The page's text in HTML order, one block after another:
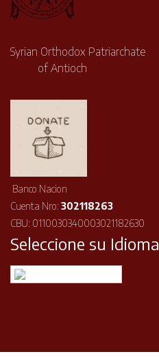
Syrian Orthodox Patriarchate
of Antioch
Banco Nacion
Cuenta Nro: 302118263
CBU: 0110030340003021182630
Seleccione su Idioma